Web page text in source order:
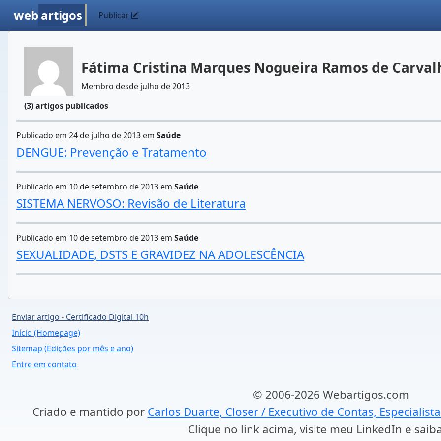
web artigos Publicar
Fátima Cristina Marques Nogueira Ramos de
Membro desde julho de 2013
(3) artigos publicados
Publicado em 24 de julho de 2013 em Saúde
DENGUE: Prevenção e Tratamento
Publicado em 10 de setembro de 2013 em Saúde
SISTEMA NERVOSO: Revisão de Literatura
Publicado em 10 de setembro de 2013 em Saúde
SEXUALIDADE, DSTS E GRAVIDEZ NA ADOLESCÊNCIA
Enviar artigo - Certificado Digital 10h
Início (Homepage)
Sitemap (Edições por mês e ano)
Entre em contato
© 2006-2026 Webartigos.com
Criado e mantido por Carlos Duarte, Closer / Executivo de Contas,
Clique no link acima, visite meu LinkedIn e